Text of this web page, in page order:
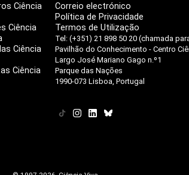
Ciência
Ciência
Ciência
Ciência
Correio electrónico
Política de Privacidade
Termos de Utilização
Tel: (+351) 21 898 50 20 (chamada
Pavilhão do Conhecimento - Centro
Largo José Mariano Gago n.º1
Parque das Nações
1990-073 Lisboa, Portugal